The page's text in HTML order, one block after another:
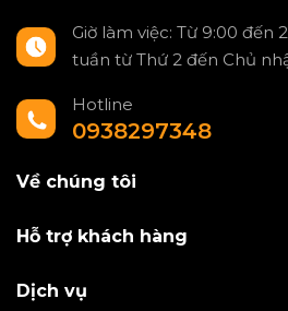
Giờ làm việc: Từ 9:00 đến
tuần từ Thứ 2 đến Chủ
Hotline
0938297348
Về chúng tôi
Hỗ trợ khách hàng
Dịch vụ